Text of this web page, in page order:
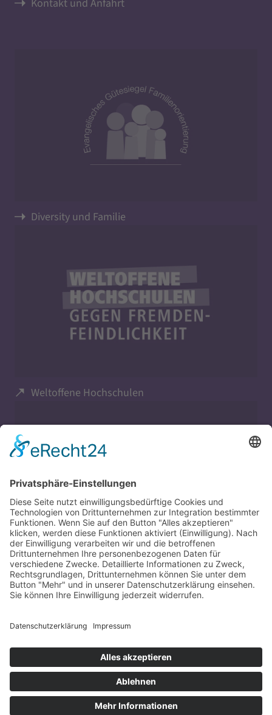
Kontakt und Anfahrt
Diversity und Familie
Weltoffene Hochschulen
Evangelisch in Bayern
Copyright © 2026 EVHN – Evangelische Hochschule
Nürnberg